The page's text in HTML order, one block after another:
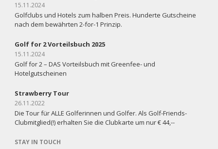
15.11.2024
Golfclubs und Hotels zum halben Preis. Hunderte Gutscheine
nach dem bewährten 2-for-1 Prinzip.
Golf for 2 Vorteilsbuch 2025
15.11.2024
Golf for 2 – DAS Vorteilsbuch mit Greenfee- und
Hotelgutscheinen
Strawberry Tour
26.11.2022
Die Tour für ALLE Golferinnen und Golfer. Als Golf-Friends-
Clubmitglied(!) erhalten Sie die Clubkarte um nur € 44,--
STAY IN TOUCH